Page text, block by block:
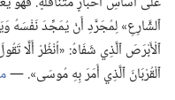
ٱلشَّارِعِ» لِمُجَرَّدِ أَنْ يُمَجِّدَ نَفْسَهُ
ٱلْأَبْرَصَ ٱلَّذِي شَفَاهُ:‏ «اُنْظُرْ أَلَّا
ٱلْقُرْبَانَ ٱلَّذِي أَمَرَ بِهِ مُوسَى».‏ —‏